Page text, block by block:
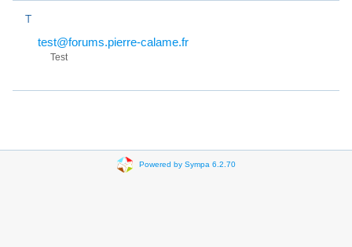
T
test@forums.pierre-calame.fr
Test
Powered by Sympa 6.2.70